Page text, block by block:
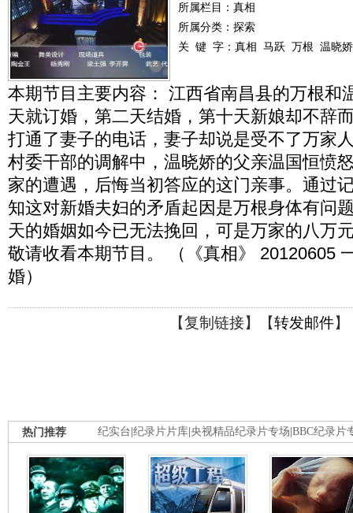
所属栏目： 真相
所属分类：探索
关 键 字： 真相 马跃 万根 温晓娇
本期节目主要内容： 江西省南昌县的万根和
天就订婚，第二天结婚，第十天新娘却不辞
打通了妻子的电话，妻子却说是受不了万家
村委干部的调解中，温晓娇的父亲温国恒愤
家的遭遇，后悔当初答应的这门亲事。通过
知这对新婚夫妇的矛盾起因是万根身体有问
天的婚姻如今已无法挽回，可是万家的八万
敬请收看本期节目。 （《真相》 20120605
婚）
【复制链接】【转发邮件】
纪实台 纪录片片库 央视精品纪录片专场 BBC纪录片
热门推荐